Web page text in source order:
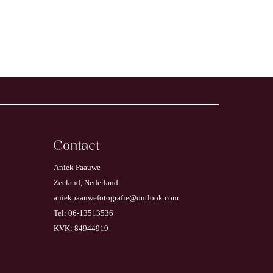
Contact
Aniek Paauwe
Zeeland, Nederland
aniekpaauwefotografie@outlook.com
Tel: 06-13513536
KVK: 84944919